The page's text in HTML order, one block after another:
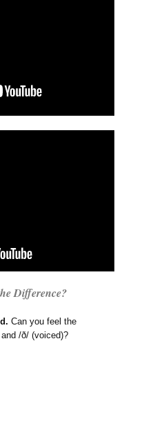
Difference?
Can you feel the
/ð/ (voiced)?